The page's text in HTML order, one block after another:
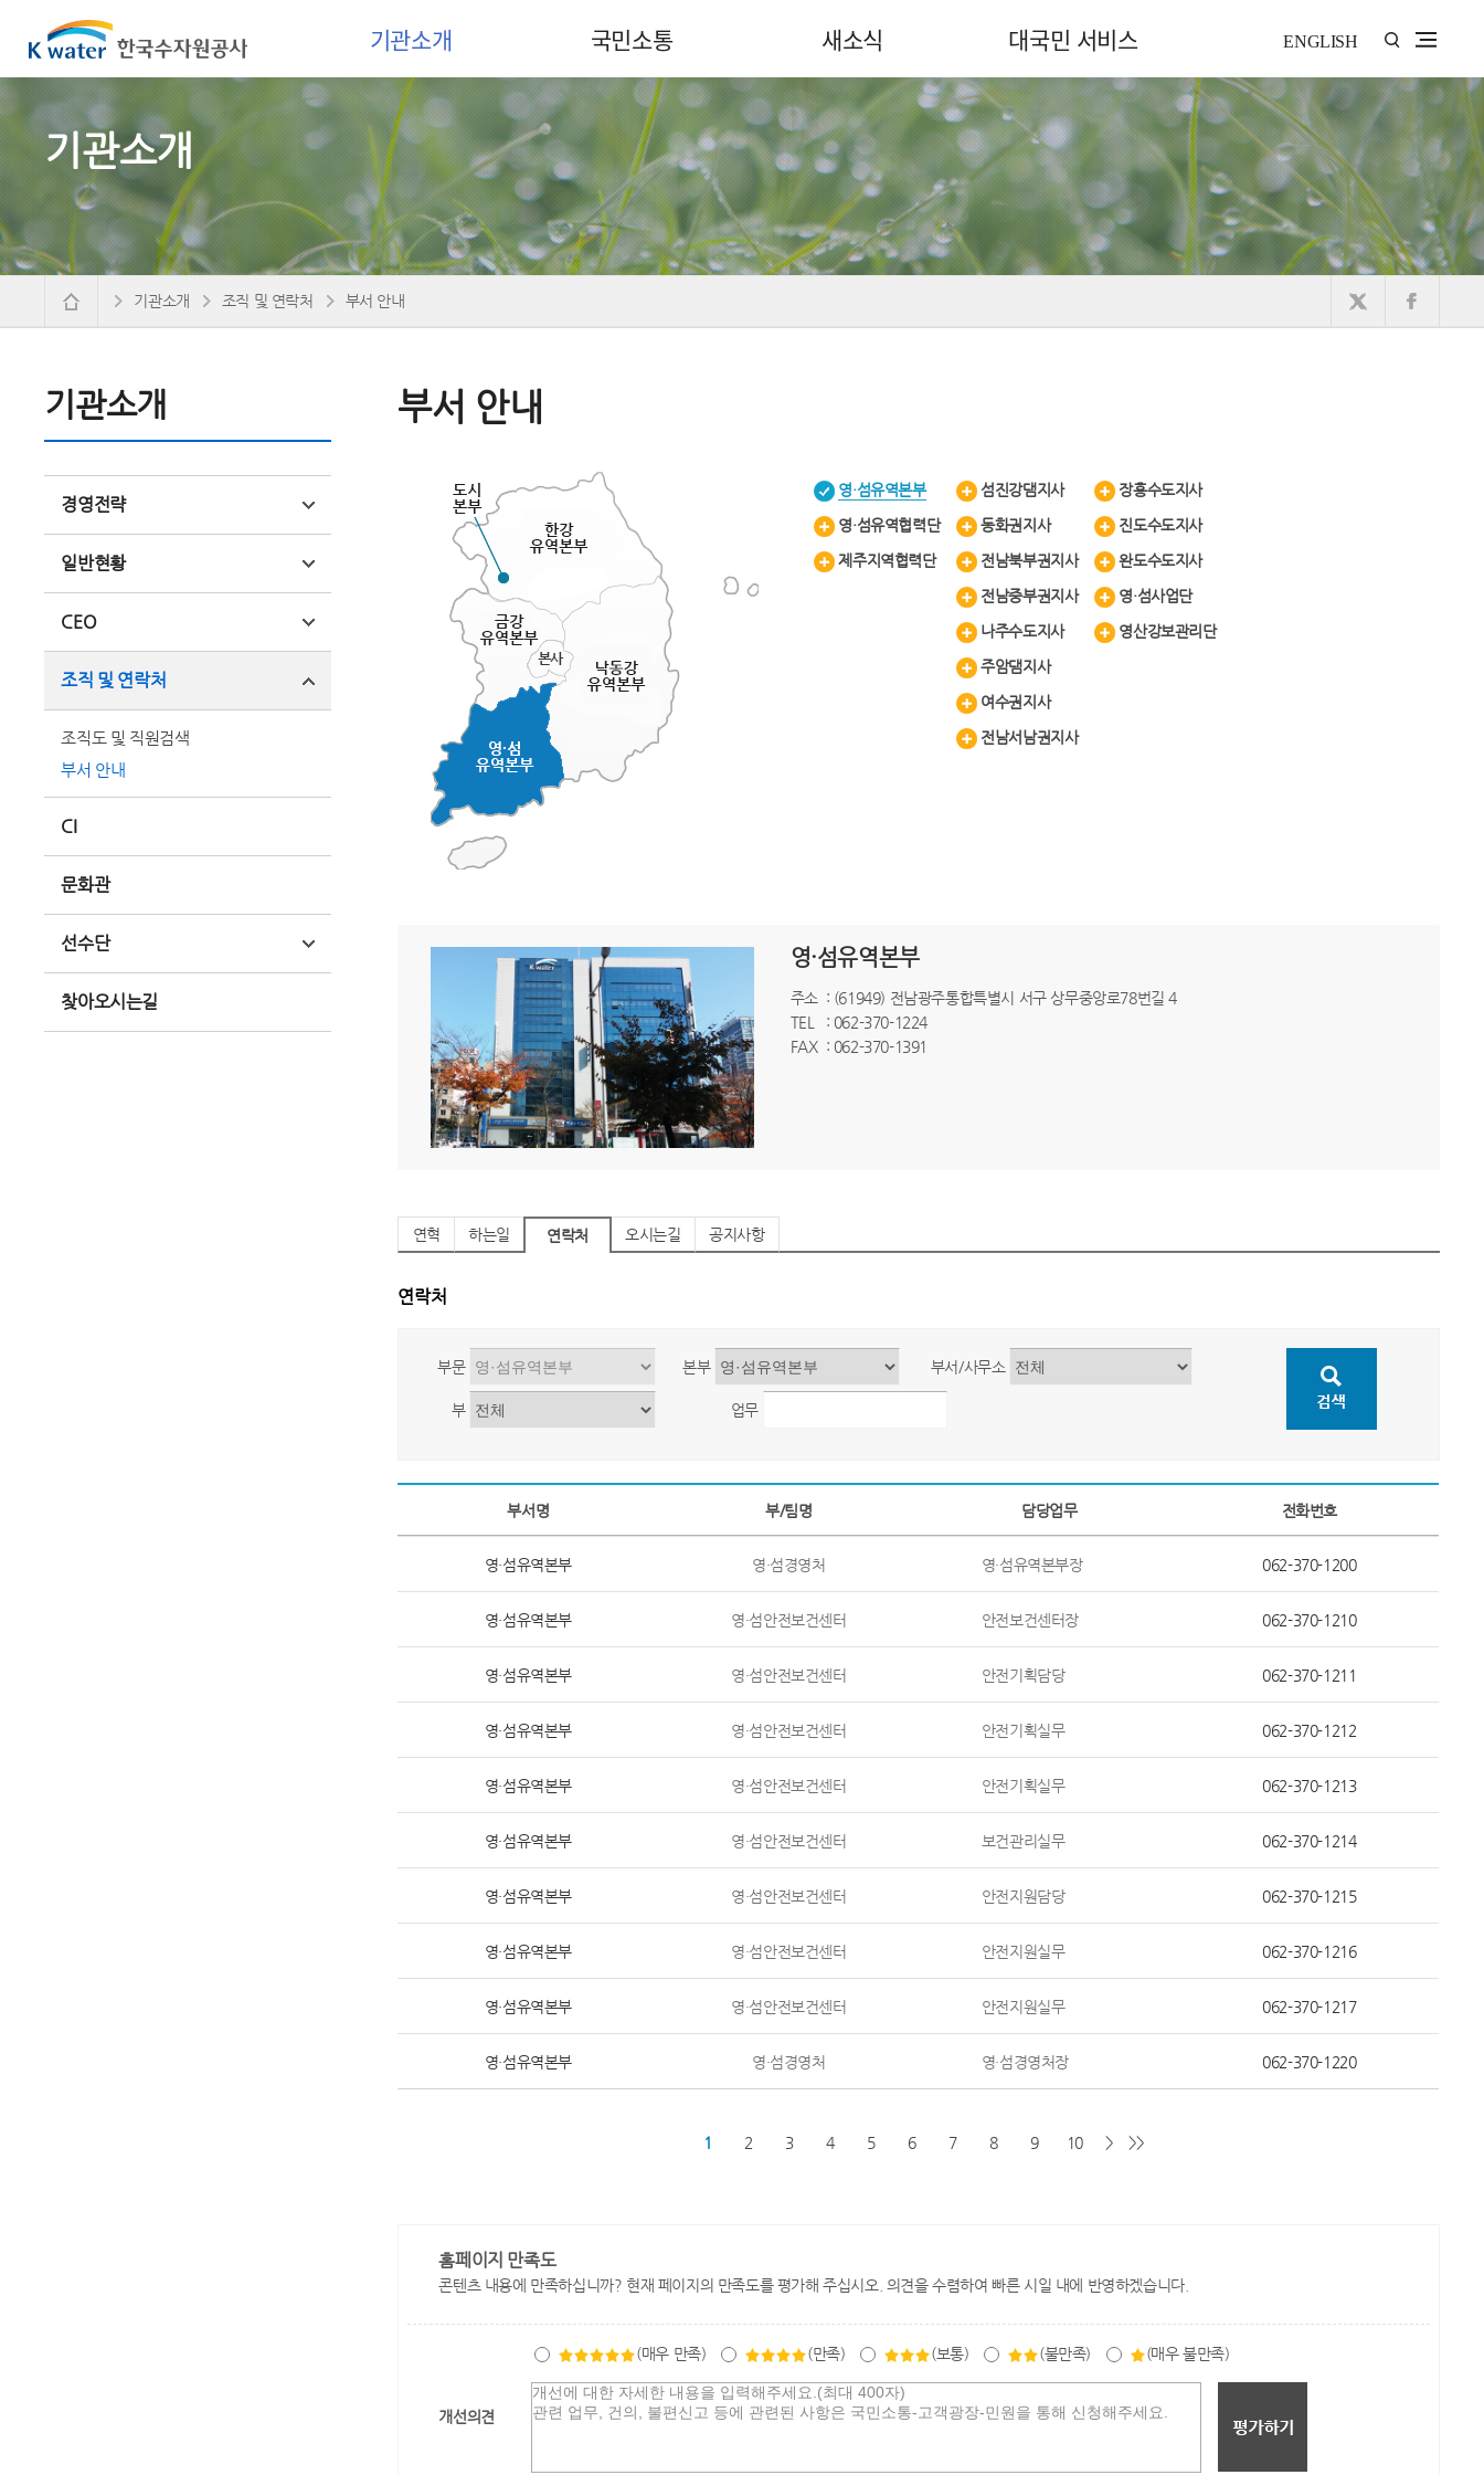
기관소개 국민소통 새소식 대국민 서비스 ENGLISH
기관소개
기관소개
경영전략
일반현황
CEO
조직 및 연락처
조직도 및 직원검색
부서 안내
CI
문화관
선수단
찾아오시는길
기관소개 조직 및 연락처 부서 안내
부서 안내
영·섬유역본부
영·섬유역협력단
제주지역협력단
섬진강댐지사
동화권지사
전남북부권지사
전남중부권지사
나주수도지사
주암댐지사
여수권지사
전남서남권지사
장흥수도지사
진도수도지사
완도수도지사
영·섬사업단
영산강보관리단
영·섬유역본부
주소 : (61949) 전남광주통합특별시 서구 상무중앙로78번길 4
TEL
: 062-370-1224
FAX : 062-370-1391
연혁 하는일 연락처 오시는길 공지사항
연락처
부문 본부 부서/사무소
부 업무
부서명 부/팀명 담당업무 전화번호
영·섬유역본부 영·섬경영처 영·섬유역본부장 062-370-1200
영·섬유역본부 영·섬안전보건센터 안전보건센터장 062-370-1210
영·섬유역본부 영·섬안전보건센터 안전기획담당 062-370-1211
영·섬유역본부 영·섬안전보건센터 안전기획실무 062-370-1212
영·섬유역본부 영·섬안전보건센터 안전기획실무 062-370-1213
영·섬유역본부 영·섬안전보건센터 보건관리실무 062-370-1214
영·섬유역본부 영·섬안전보건센터 안전지원담당 062-370-1215
영·섬유역본부 영·섬안전보건센터 안전지원실무 062-370-1216
영·섬유역본부 영·섬안전보건센터 안전지원실무 062-370-1217
영·섬유역본부 영·섬경영처 영·섬경영처장 062-370-1220
1 2 3 4 5 6 7 8 9 10 > >>
홈페이지 만족도
콘텐츠 내용에 만족하십니까? 현재 페이지의 만족도를 평가해 주십시오. 의견을 수렴하여 빠른 시일 내에 반영하겠습니다.
(매우 만족) (만족) (보통) (불만족) (매우 불만족)
개선의견